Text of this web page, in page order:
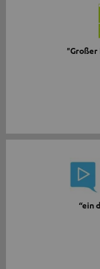
"Großer
“ein